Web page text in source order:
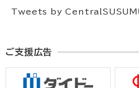
Tweets by
ご支援広告